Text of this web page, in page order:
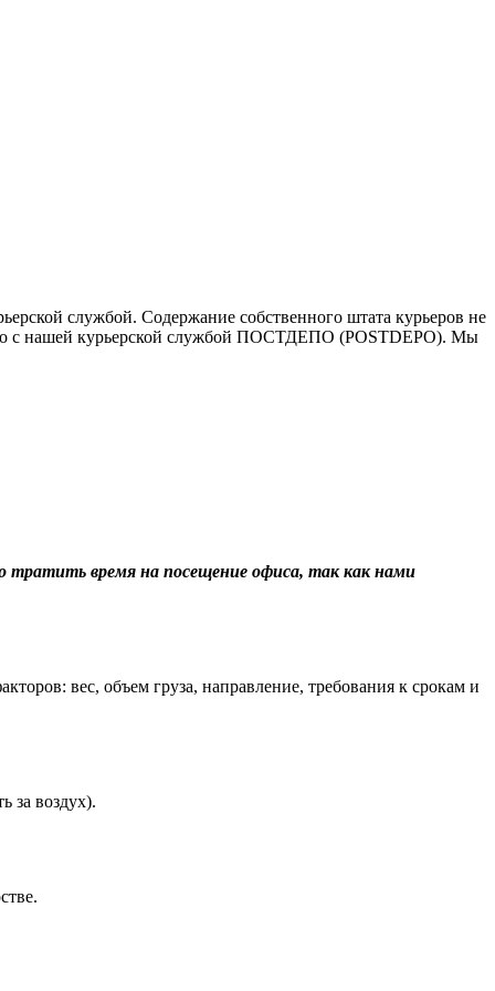
службой. Содержание собственного штата курьеров не
с нашей курьерской службой ПОСТДЕПО (POSTDEPO). Мы
время на посещение офиса, так как нами
вес, объем груза, направление, требования к срокам и
за воздух).